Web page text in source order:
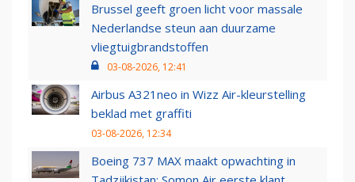
Brussel geeft groen licht voor massale
Nederlandse steun aan duurzame
vliegtuigbrandstoffen
03-08-2026, 12:41
Airbus A321neo in Wizz Air-kleurstelling
beklad met graffiti
03-08-2026, 12:34
Boeing 737 MAX maakt opwachting in